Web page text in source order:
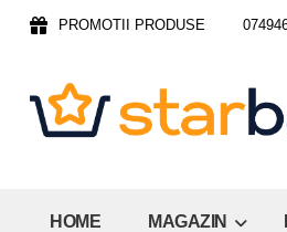
PROMOTII PRODUSE
HOME MAGAZIN